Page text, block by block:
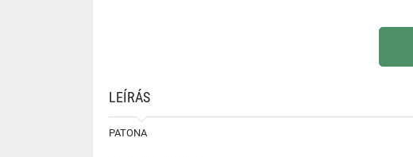
LEÍRÁS
PATONA